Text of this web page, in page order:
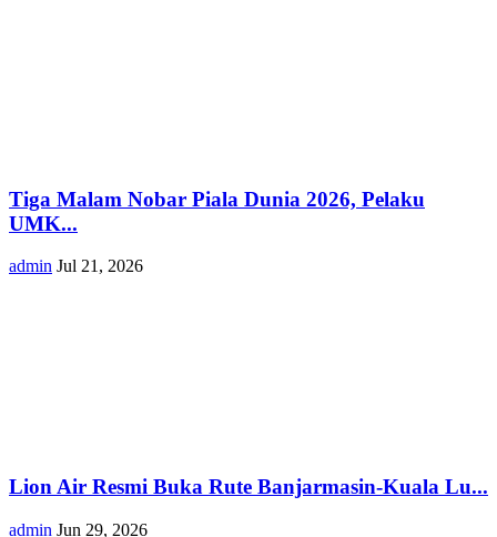
Tiga Malam Nobar Piala Dunia 2026, Pelaku
UMK...
admin Jul 21, 2026
Lion Air Resmi Buka Rute Banjarmasin-Kuala Lu...
admin Jun 29, 2026